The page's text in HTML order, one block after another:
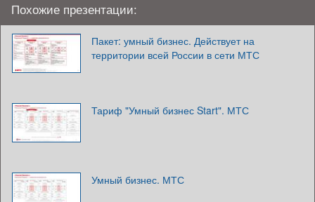
Похожие презентации:
Пакет: умный бизнес. Действует на
территории всей России в сети МТС
Тариф "Умный бизнес Start". МТС
Умный бизнес. МТС